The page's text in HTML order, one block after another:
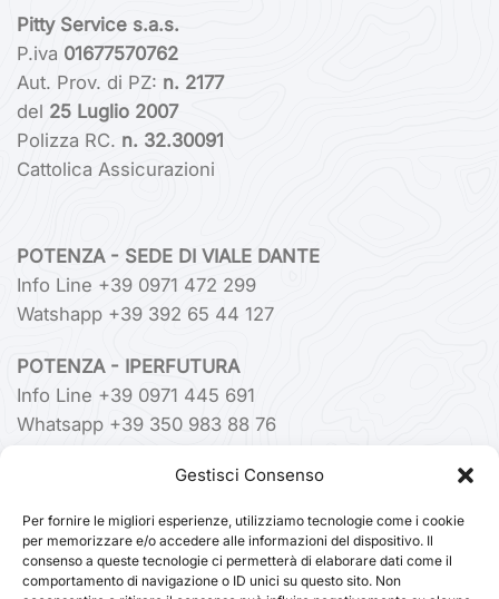
Gestisci Consenso
Per fornire le migliori esperienze, utilizziamo tecnologie come i cookie
per memorizzare e/o accedere alle informazioni del dispositivo. Il
consenso a queste tecnologie ci permetterà di elaborare dati come il
comportamento di navigazione o ID unici su questo sito. Non
Pitty Service s.a.s.
P.iva 01677570762
Aut. Prov. di PZ: n. 2177
del 25 Luglio 2007
Polizza RC. n. 32.30091
Cattolica Assicurazioni
POTENZA - SEDE DI VIALE DANTE
Info Line +39 0971 472 299
Watshapp +39 392 65 44 127
POTENZA - IPERFUTURA
Info Line +39 0971 445 691
Whatsapp +39 350 983 88 76
VIAGGIARE SICURI
Trova tutte le informazioni utili per i tuoi viaggi